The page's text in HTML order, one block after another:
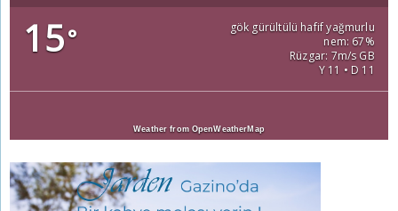
15°
gök gürültülü hafif yağmurlu
nem: 67%
Rüzgar: 7m/s GB
Y 11 • D 11
Weather from OpenWeatherMap